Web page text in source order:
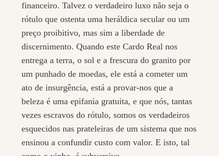
financeiro. Talvez o verdadeiro luxo não seja o
rótulo que ostenta uma heráldica secular ou um
preço proibitivo, mas sim a liberdade de
discernimento. Quando este Cardo Real nos
entrega a terra, o sol e a frescura do granito por
um punhado de moedas, ele está a cometer um
ato de insurgência, está a provar-nos que a
beleza é uma epifania gratuita, e que nós, tantas
vezes escravos do rótulo, somos os verdadeiros
esquecidos nas prateleiras de um sistema que nos
ensinou a confundir custo com valor. E isto, tal